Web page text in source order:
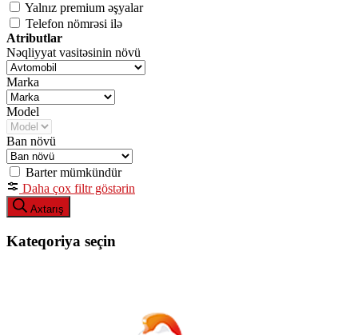
Yalnız premium əşyalar
Telefon nömrəsi ilə
Atributlar
Nəqliyyat vasitəsinin növü
Marka
Model
Ban növü
Barter mümkündür
Daha çox filtr göstərin
Axtarış
Kateqoriya seçin